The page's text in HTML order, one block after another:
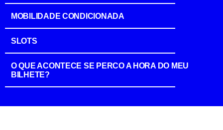
MOBILIDADE CONDICIONADA
SLOTS
O QUE ACONTECE SE PERCO A HORA DO MEU
BILHETE?